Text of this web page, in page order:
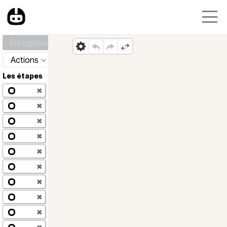
Actions
Les étapes
✖
✖
✖
✖
✖
✖
✖
✖
✖